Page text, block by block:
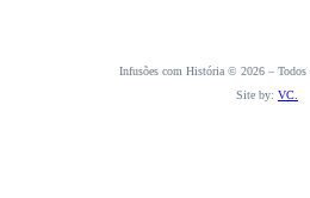
Infusões com História © 2026 – Todos
Site by: VC.